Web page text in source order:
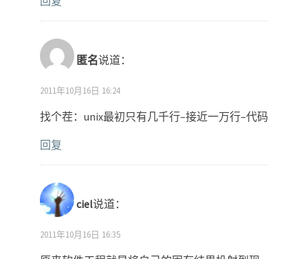
匿名说道：
2011年10月16日 16:24
找个茬：unix最初只有几千行–接近一万行–代码
回复
ciel说道：
2011年10月16日 16:35